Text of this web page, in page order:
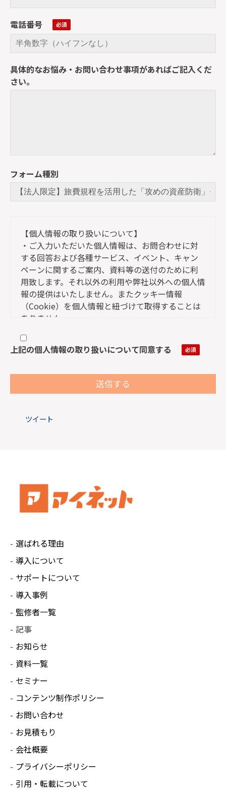
電話番号
具体的なお悩み・お問い合わせ事項があればご記入くだ
さい。
フォーム種別
【個人情報の取り扱いについて】
・ご入力いただいた個人情報は、お問合わせに対
する回答および各種サービス、イベント、キャン
ペーンに関するご案内、資料等の送付のために利
用致します。それ以外の利用や弊社以外への個人情
報の提供はいたしません。またクッキー情報
（Cookie）を個人情報と紐づけて取得することは
ありません。
けないと送信できません。
・弊社が取得した個人情報について、ご本人には
追加または削除、消去や利用停止の権利がありま
す。
ご希望の場合には、下記の問い合わせ窓口までご
当窓口
住 所：320-0861 栃木県宇都宮市西3丁目5-8
メール：ainet-policy@ai-connect.co.jp
上記の個人情報の取り扱いについて同意する
ツイート
選ばれる理由
導入について
サポートについて
導入事例
監修者一覧
記事
お知らせ
資料一覧
セミナー
コンテンツ制作ポリシー
お問い合わせ
お見積もり
会社概要
プライバシーポリシー
引用・転載について